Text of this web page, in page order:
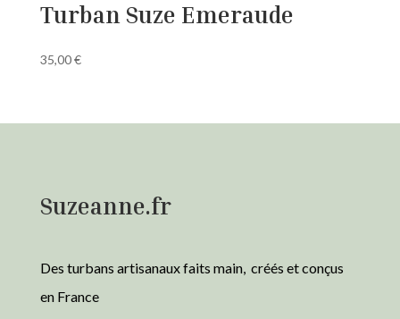
Turban Suze Emeraude
35,00€
Suzeanne.fr
Des turbans artisanaux faits main, créés et conçus
en France